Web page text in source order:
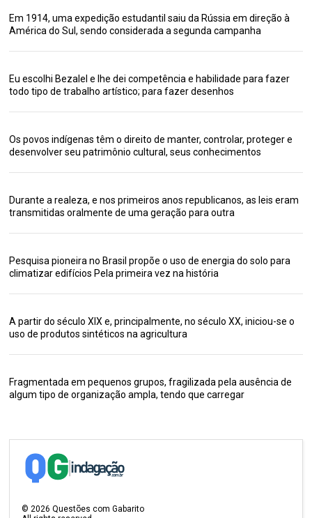
Em 1914, uma expedição estudantil saiu da Rússia em direção à
América do Sul, sendo considerada a segunda campanha
Eu escolhi Bezalel e lhe dei competência e habilidade para fazer
todo tipo de trabalho artístico; para fazer desenhos
Os povos indígenas têm o direito de manter, controlar, proteger e
desenvolver seu patrimônio cultural, seus conhecimentos
Durante a realeza, e nos primeiros anos republicanos, as leis eram
transmitidas oralmente de uma geração para outra
Pesquisa pioneira no Brasil propõe o uso de energia do solo para
climatizar edifícios Pela primeira vez na história
A partir do século XIX e, principalmente, no século XX, iniciou-se o
uso de produtos sintéticos na agricultura
Fragmentada em pequenos grupos, fragilizada pela ausência de
algum tipo de organização ampla, tendo que carregar
© 2026 Questões com Gabarito